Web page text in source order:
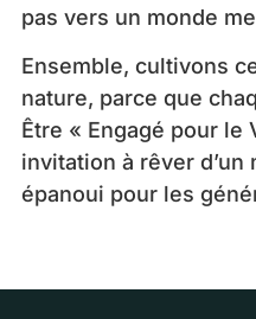
pas vers un monde
Ensemble, cultivons
nature, parce que
Être « Engagé pour le
invitation à rêver
épanoui pour les